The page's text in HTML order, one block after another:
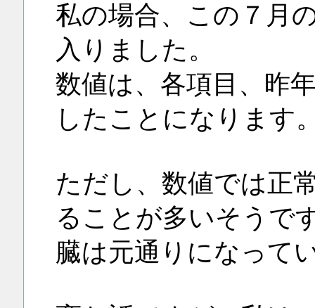
私の場合、この７月
入りました。
数値は、各項目、昨
したことになります
ただし、数値では正
ることが多いそうで
臓は元通りになって